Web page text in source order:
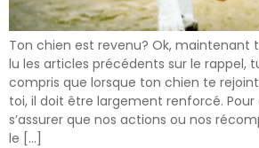
Ton chien est revenu? Ok, maintenant
lu les articles précédents sur le rappel,
compris que lorsque ton chien te rejoint
toi, il doit être largement renforcé.
s’assurer que nos actions ou nos
le […]